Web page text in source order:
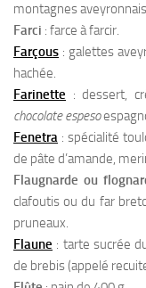
montagnes
Farci : farce à farcir.
Farçous : galettes
hachée.
Farinette : dessert,
chocolate espeso
Fenetra : spécialité
de pâte d’amande,
Flaugnarde ou
clafoutis ou du far
pruneaux.
Flaune : tarte sucrée
de brebis (appelé